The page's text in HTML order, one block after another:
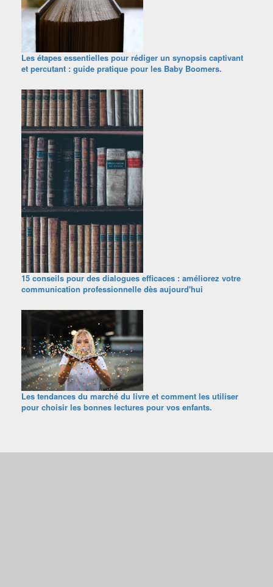
Les étapes essentielles pour rédiger un synopsis captivant
et percutant : guide pratique pour les Baby Boomers.
15 conseils pour des dialogues efficaces : améliorez votre
communication professionnelle dès aujourd'hui
Les tendances du marché du livre et comment les utiliser
pour choisir les bonnes lectures pour vos enfants.